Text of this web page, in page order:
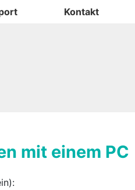
Kontakt
mit einem PC